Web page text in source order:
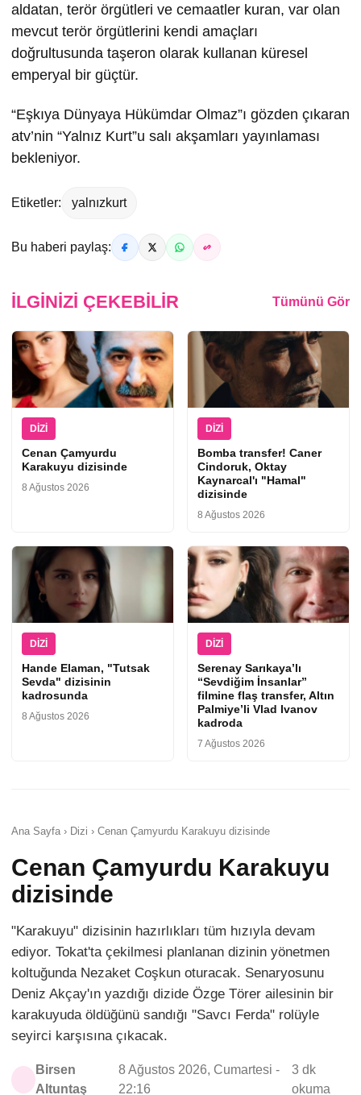
aldatan, terör örgütleri ve cemaatler kuran, var olan
mevcut terör örgütlerini kendi amaçları
doğrultusunda taşeron olarak kullanan küresel
emperyal bir güçtür.
“Eşkıya Dünyaya Hükümdar Olmaz”ı gözden çıkaran
atv’nin “Yalnız Kurt”u salı akşamları yayınlaması
bekleniyor.
Etiketler: yalnızkurt
Bu haberi paylaş:
İLGINIZI ÇEKEBILIR Tümünü Gör
DIZI
Cenan Çamyurdu
Karakuyu dizisinde
8 Ağustos 2026
DIZI
Bomba transfer! Caner
Cindoruk, Oktay
Kaynarcal'ı "Hamal"
dizisinde
8 Ağustos 2026
DIZI
Hande Elaman, "Tutsak
Sevda" dizisinin
kadrosunda
8 Ağustos 2026
DIZI
Serenay Sarıkaya’lı
“Sevdiğim İnsanlar”
filmine flaş transfer, Altın
Palmiye’li Vlad Ivanov
kadroda
7 Ağustos 2026
Ana Sayfa › Dizi › Cenan Çamyurdu Karakuyu dizisinde
Cenan Çamyurdu Karakuyu
dizisinde
"Karakuyu" dizisinin hazırlıkları tüm hızıyla devam
ediyor. Tokat'ta çekilmesi planlanan dizinin yönetmen
koltuğunda Nezaket Coşkun oturacak. Senaryosunu
Deniz Akçay'ın yazdığı dizide Özge Törer ailesinin bir
karakuyuda öldüğünü sandığı "Savcı Ferda" rolüyle
seyirci karşısına çıkacak.
Birsen
Altuntaş
8 Ağustos 2026, Cumartesi -
22:16
3 dk
okuma